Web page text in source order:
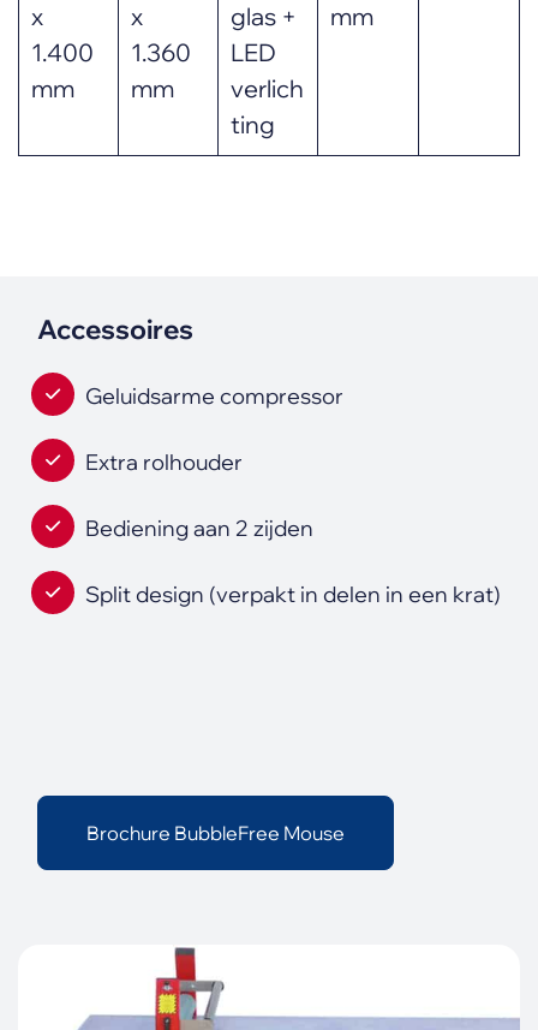
x
1.400
mm
x
1.360
mm
glas +
LED
verlich
ting
mm
Accessoires
Geluidsarme compressor
Extra rolhouder
Bediening aan 2 zijden
Split design (verpakt in delen in een krat)
Brochure BubbleFree Mouse